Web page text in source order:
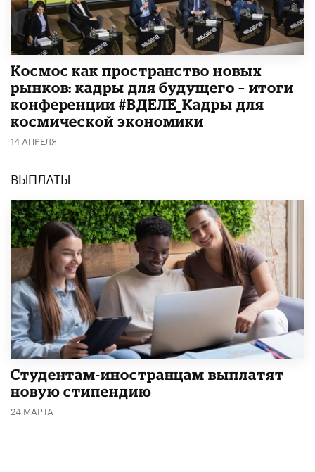
Космос как пространство новых
рынков: кадры для будущего – итоги
конференции #ВДЕЛЕ_Кадры для
космической экономики
14 АПРЕЛЯ
ВЫПЛАТЫ
Студентам-иностранцам выплатят
новую стипендию
24 МАРТА